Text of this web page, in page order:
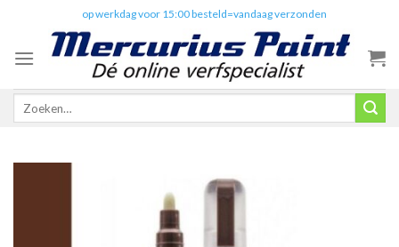
content
op werkdag voor 15:00 besteld=vandaag verzonden
Zoeken